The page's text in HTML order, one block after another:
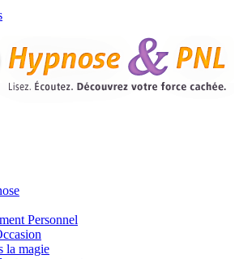
Personnel
la magie